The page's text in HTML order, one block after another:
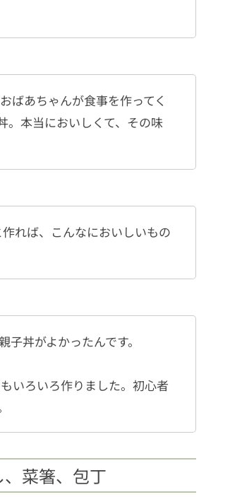
ばあちゃんが食事を作ってく
。本当においしくて、その味
れば、こんなにおいしいもの
丼がよかったんです。
いろいろ作りました。初心者
菜箸、包丁